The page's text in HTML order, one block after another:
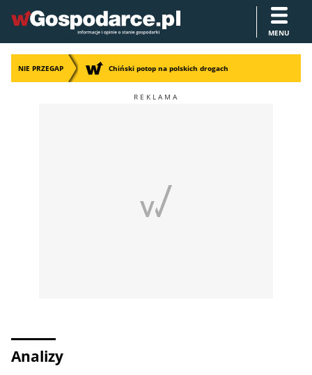
MENU
NIE PRZEGAP Chiński potop na polskich drogach
Analizy